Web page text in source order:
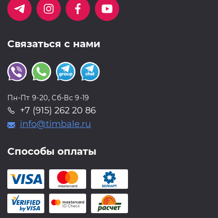
ресницы, с которыми действительно удобно работать:
2 удобных вида палеток — на 6 или 16 линий
6 толщин на любой вкус: 0.05, 0.07, 0,085, 0.10, 0.12, 0.15
6 изгибов: C, С+, D, D+, L, L+
“Умные” миксы: вы легко выберете нужный себе и
используете его весь, до конца!
Уникально удобная подложка — на каждой линии
указана не просто длина, а все параметры ресниц:
изгиб, длина, толщина.
Связаться с нами
Пн-Пт 9-20, Сб-Вс 9-19
+7 (915) 262 20 86
info@timbale.ru
Способы оплаты